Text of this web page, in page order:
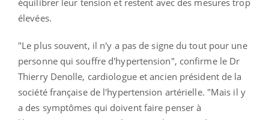
élevées.
"Le plus souvent, il n'y a pas de signe du tout pour une
personne qui souffre d'hypertension", confirme le Dr
Thierry Denolle, cardiologue et ancien président de la
société française de l'hypertension artérielle. "Mais il y
a des symptômes qui doivent faire penser à